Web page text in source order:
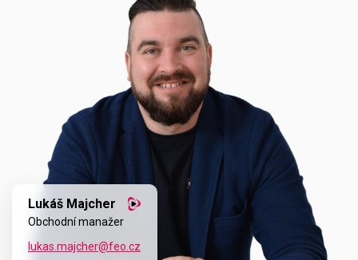
Lukáš Majcher
Obchodní manažer
lukas.majcher@feo.cz